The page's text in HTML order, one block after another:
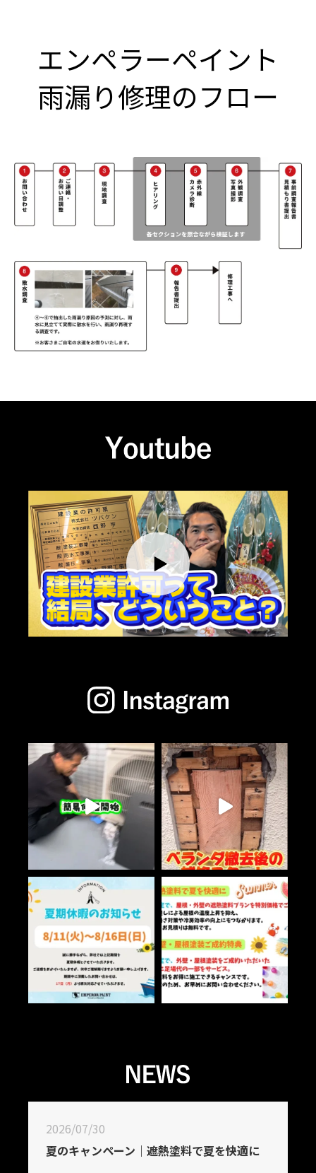
エンペラーペイント
雨漏り修理のフロー
2026/07/30
夏のキャンペーン｜遮熱塗料で夏を快適に